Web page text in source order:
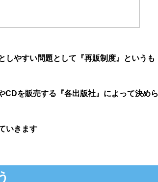
しやすい問題として『再販制度』というも
を販売する『各出版社』によって決めら
いきます